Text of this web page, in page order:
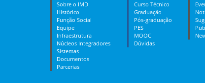
Sobre o IMD
Histórico
Função Social
Equipe
Infraestrutura
Núcleos Integradores
Sistemas
Documentos
Parcerias
Curso Técnico
Graduação
Pós-graduação
PES
MOOC
Dúvidas